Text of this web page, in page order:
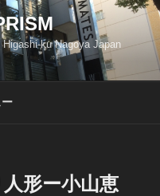
ku Nagoya Japan
形ー小山恵